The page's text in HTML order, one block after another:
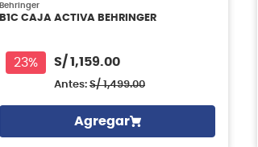
Behringer
B1C CAJA ACTIVA BEHRINGER
23% S/ 1,159.00
Antes: S/ 1,499.00
Agregar